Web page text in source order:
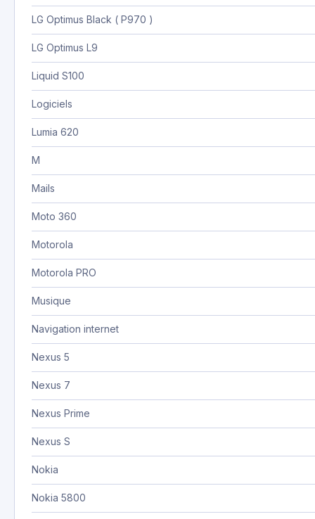
LG Optimus Black ( P970 )
LG Optimus L9
Liquid S100
Logiciels
Lumia 620
M
Mails
Moto 360
Motorola
Motorola PRO
Musique
Navigation internet
Nexus 5
Nexus 7
Nexus Prime
Nexus S
Nokia
Nokia 5800